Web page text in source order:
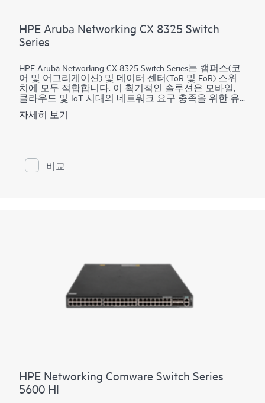
HPE Aruba Networking CX 8325 Switch
Series
HPE Aruba Networking CX 8325 Switch Series는 캠퍼스(코
어 및 어그리게이션) 및 데이터 센터(ToR 및 EoR) 스위
치에 모두 적합합니다. 이 획기적인 솔루션은 모바일,
클라우드 및 IoT 시대의 네트워크 요구 충족을 위한 유
리즈는 마이크로 서비스 스타일의 모듈식 아키텍처,
인 이벤트 도중에 서비스가 중단되지 않도록 하는 최신
소프트웨어 시스템입니다. CX 8325 시리즈는 소형 1U
자세히 보기
비교
HPE Networking Comware Switch Series
5600 HI